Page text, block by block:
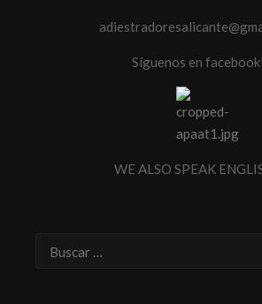
Síguenos en facebook!
WE ALSO SPEAK